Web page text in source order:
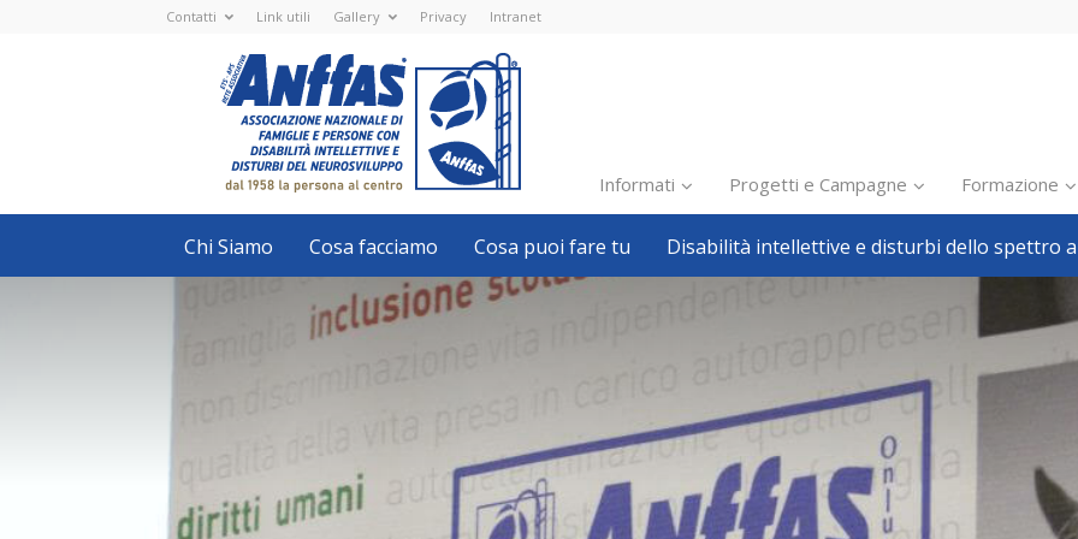
Contatti Link utili Gallery Privacy Intranet
Nazionale
ETS
-
APS
Associazione
Nazionale
di
Famiglie
e
con
disabilità
intellettive
neurosviluppo
Informati
Inclusione scolastica
Inclusione lavorativa
Politiche sociali
Pillole
Formazione
Avvisi, bandi
Welfare locale
Progetti e Campagne Formazione
Chi Siamo Cosa facciamo Cosa puoi fare tu Disabilità intellettive e disturbi dello spettro